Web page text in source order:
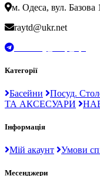
м. Одеса, вул. Базова
raytd@ukr.net
Категорії
Басейни Посуд.
ТА АКСЕСУАРИ
Інформація
Мій акаунт Умови
Месенджери